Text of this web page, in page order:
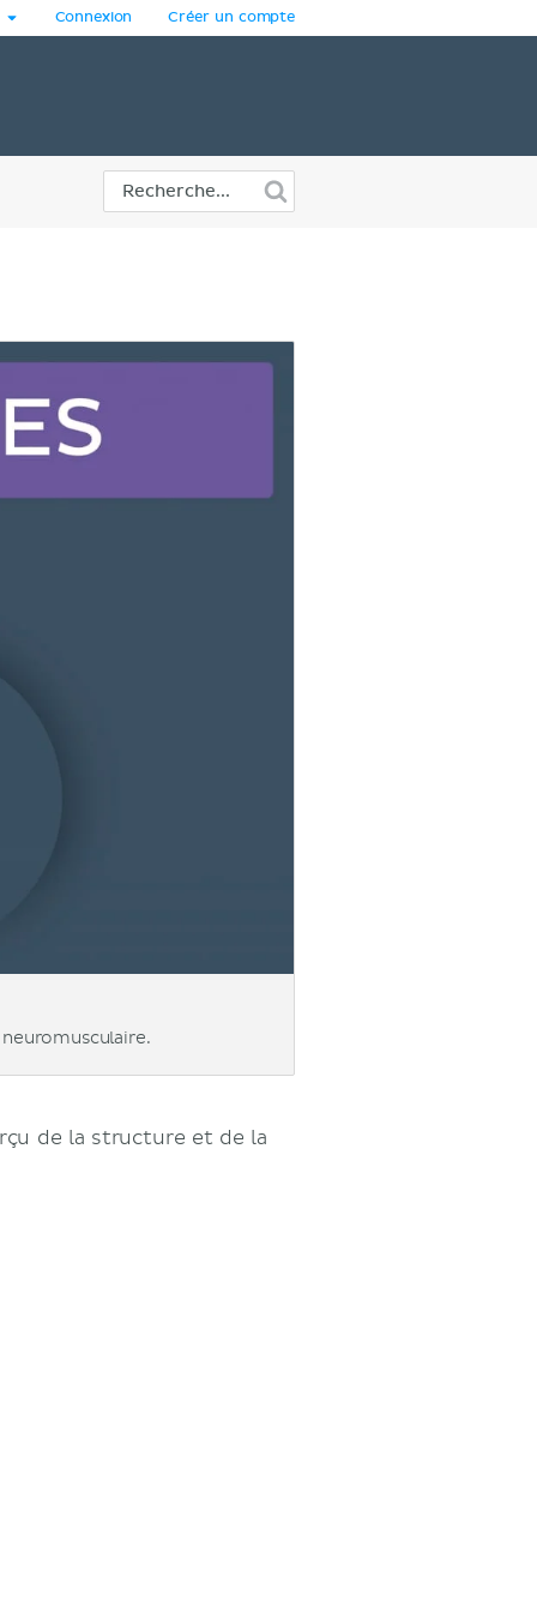
Connexion Créer un compte
de la structure et de la